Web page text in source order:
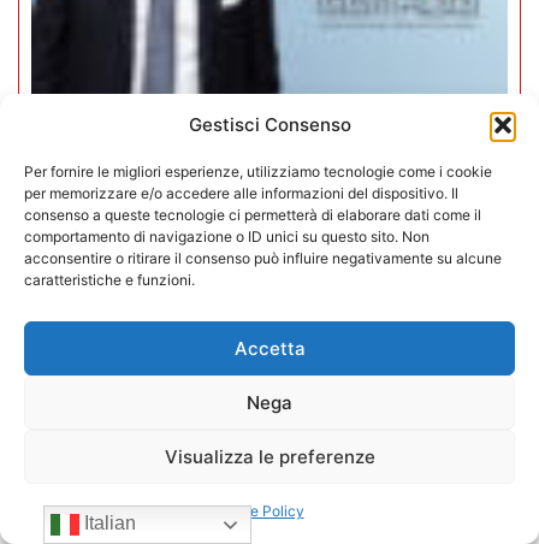
Gestisci Consenso
Per fornire le migliori esperienze, utilizziamo tecnologie come i cookie
per memorizzare e/o accedere alle informazioni del dispositivo. Il
consenso a queste tecnologie ci permetterà di elaborare dati come il
comportamento di navigazione o ID unici su questo sito. Non
acconsentire o ritirare il consenso può influire negativamente su alcune
caratteristiche e funzioni.
Accetta
Nega
Visualizza le preferenze
Cookie Policy
Mario Toniutti confermato Vice
Presidente di CONFIDA per il
quadriennio 2026-2030
Italian